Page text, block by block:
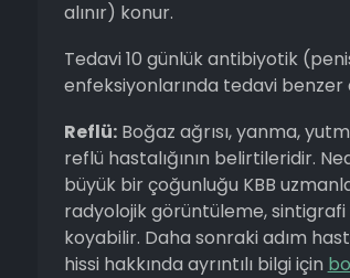
alınır) konur.
Tedavi 10 günlük antibiyotik
enfeksiyonlarında tedavi benzer
Reflü:Boğaz ağrısı, yanma,
reflü hastalığının belirtileridir.
büyük bir çoğunluğu KBB
radyolojik görüntüleme, sintigrafi
koyabilir. Daha sonraki adım
hissi hakkında ayrıntılı bilgi için